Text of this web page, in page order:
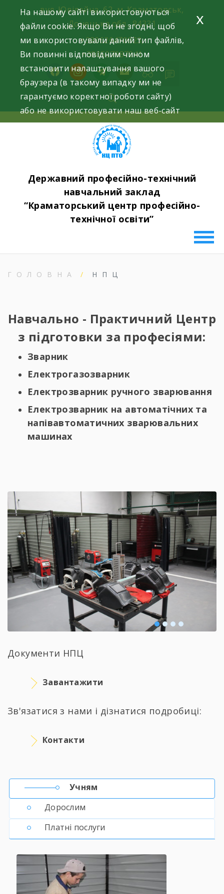
content
вул. Ювілейна, 62, м. Краматорськ,
Донецька обл., 84331
+380626470023,
+380507087941
facebookinstagramtelegram
mail
Державний професійно-технічний
навчальний заклад
“Краматорський центр професійно-
технічної освіти”
ГОЛОВНА НПЦ
Навчально - Практичний Центр
з підготовки за професіями:
Зварник
Електрогазозварник
Електрозварник ручного зварювання
Електрозварник на автоматічних та
напівавтоматичних зварювальних
машинах
Документи НПЦ
Завантажити
Зв'язатися з нами і дізнатися подробиці:
Контакти
Учням
Дорослим
Платні послуги
На нашому сайті використовуються
файли cookie. Якщо Ви не згодні, щоб
ми використовували даний тип файлів,
Ви повинні відповідним чином
встановити налаштування вашого
браузера (в такому випадку ми не
гарантуємо коректної роботи сайту)
або не використовувати наш веб-сайт
x